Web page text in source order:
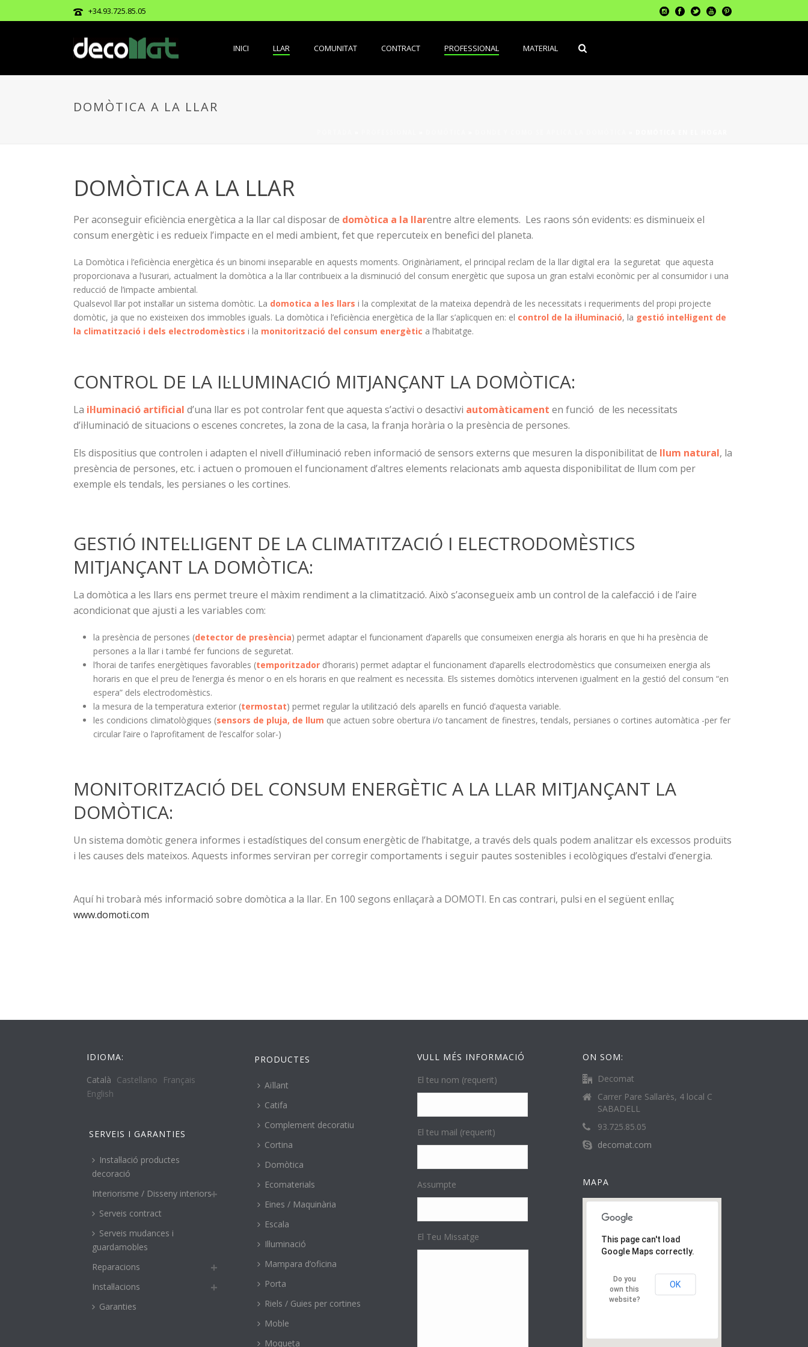
+34.93.725.85.05
INICI LLAR COMUNITAT CONTRACT PROFESSIONAL MATERIAL
DOMÒTICA A LA LLAR
DOMÒTICA A LA LLAR
Per aconseguir eficiència energètica a la llar cal disposar de domòtica a la llarentre altre elements. Les raons són evidents: es disminueix el
consum energètic i es redueix l’impacte en el medi ambient, fet que repercuteix en benefici del planeta.
La Domòtica i l’eficiència energètica és un binomi inseparable en aquests moments. Originàriament, el principal reclam de la llar digital era la seguretat que aquesta
proporcionava a l’usurari, actualment la domòtica a la llar contribueix a la disminució del consum energètic que suposa un gran estalvi econòmic per al consumidor i una
reducció de l’impacte ambiental.
Qualsevol llar pot instal·lar un sistema domòtic. La domotica a les llars i la complexitat de la mateixa dependrà de les necessitats i requeriments del propi projecte
domòtic, ja que no existeixen dos immobles iguals. La domòtica i l’eficiència energètica de la llar s’aplicquen en: el control de la il·luminació, la gestió intel·ligent de
la climatització i dels electrodomèstics i la monitorització del consum energètic a l’habitatge.
CONTROL DE LA IL·LUMINACIÓ MITJANÇANT LA DOMÒTICA:
La il·luminació artificial d’una llar es pot controlar fent que aquesta s’activi o desactivi automàticament en funció de les necessitats
d’il·luminació de situacions o escenes concretes, la zona de la casa, la franja horària o la presència de persones.
Els dispositius que controlen i adapten el nivell d’il·luminació reben informació de sensors externs que mesuren la disponibilitat de llum natural, la
presència de persones, etc. i actuen o promouen el funcionament d’altres elements relacionats amb aquesta disponibilitat de llum com per
exemple els tendals, les persianes o les cortines.
GESTIÓ INTEL·LIGENT DE LA CLIMATITZACIÓ I ELECTRODOMÈSTICS
MITJANÇANT LA DOMÒTICA:
La domòtica a les llars ens permet treure el màxim rendiment a la climatització. Això s’aconsegueix amb un control de la calefacció i de l’aire
acondicionat que ajusti a les variables com:
la presència de persones (detector de presència) permet adaptar el funcionament d’aparells que consumeixen energia als horaris en que hi ha presència de
persones a la llar i també fer funcions de seguretat.
l’horai de tarifes energètiques favorables (temporitzadord’horaris) permet adaptar el funcionament d’aparells electrodomèstics que consumeixen energia als
horaris en que el preu de l’energia és menor o en els horaris en que realment es necessita. Els sistemes domòtics intervenen igualment en la gestió del consum “en
espera” dels electrodomèstics.
la mesura de la temperatura exterior (termostat) permet regular la utilització dels aparells en funció d’aquesta variable.
les condicions climatològiques (sensors de pluja, de llum que actuen sobre obertura i/o tancament de finestres, tendals, persianes o cortines automàtica -per fer
circular l’aire o l’aprofitament de l’escalfor solar-)
MONITORITZACIÓ DEL CONSUM ENERGÈTIC A LA LLAR MITJANÇANT LA
DOMÒTICA:
Un sistema domòtic genera informes i estadístiques del consum energètic de l’habitatge, a través dels quals podem analitzar els excessos produïts
i les causes dels mateixos. Aquests informes serviran per corregir comportaments i seguir pautes sostenibles i ecològiques d’estalvi d’energia.
Aquí hi trobarà més informació sobre domòtica a la llar. En 100 segons enllaçarà a DOMOTI. En cas contrari, pulsi en el següent enllaç
www.domoti.com
IDIOMA:
Català Castellano
Français
English
SERVEIS I GARANTIES
Instal·lació productes
decoració
Interiorisme / Disseny interiors
Serveis contract
Serveis mudances i
guardamobles
Reparacions
Instal·lacions
Garanties
PRODUCTES
Aïllant
Catifa
Complement decoratiu
Cortina
Domòtica
Ecomaterials
Eines / Maquinària
Escala
Il·luminació
Mampara d’oficina
Porta
Riels / Guies per cortines
Moble
Moqueta
VULL MÉS INFORMACIÓ
El teu nom (requerit)
El teu mail (requerit)
Assumpte
El Teu Missatge
ON SOM:
Decomat
Carrer Pare Sallarès, 4 local C
SABADELL
93.725.85.05
decomat.com
MAPA
This page can't load
Google Maps correctly.
Do you
own this
website?
OK